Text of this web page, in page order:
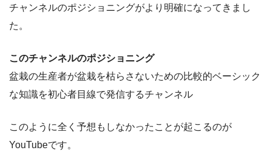
チャンネルのポジショニングがより明確になってきまし
た。
このチャンネルのポジショニング
盆栽の生産者が盆栽を枯らさないための比較的ベーシック
な知識を初心者目線で発信するチャンネル
このように全く予想もしなかったことが起こるのが
YouTubeです。